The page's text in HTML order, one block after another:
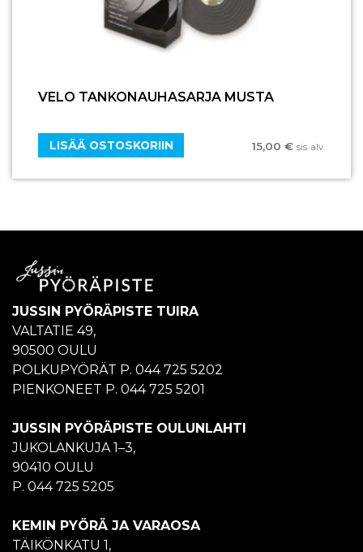
VELO TANKONAUHASARJA MUSTA
15,00 € sis. alv.
LISÄÄ OSTOSKORIIN
JUSSIN PYÖRÄPISTE TUIRA
VALTATIE 49,
90500 OULU
POLKUPYÖRÄT P. 044 725 5202
PIENKONEET P. 044 725 5201
JUSSIN PYÖRÄPISTE OULUNLAHTI
JUKOLANKUJA 1–3,
90410 OULU
P. 044 725 5205
KEMIN PYÖRÄ JA VARAOSA
TÄIKÖNKATU 1,